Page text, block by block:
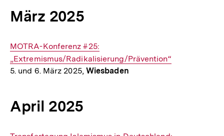
März 2025
Interner
Link:
MOTRA-Konferenz #25:
„Extremismus/Radikalisierung/Prävention“
5. und 6. März 2025, Wiesbaden
April 2025